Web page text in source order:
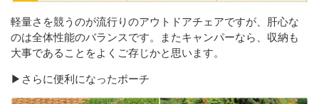
軽量さを競うのが流行りのアウトドアチェアですが、肝心な
のは全体性能のバランスです。またキャンパーなら、収納も
大事であることをよくご存じかと思います。
▶さらに便利になったポーチ